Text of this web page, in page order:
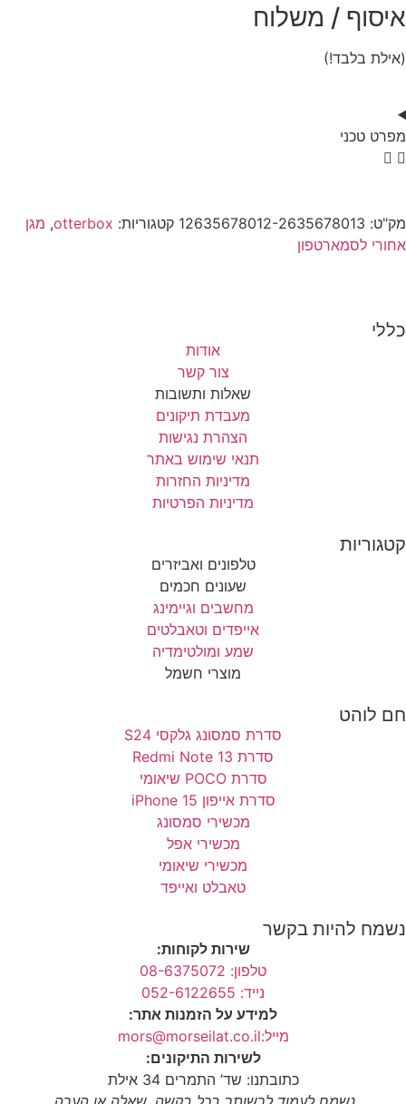
איסוף / משלוח
(אילת בלבד!)
מפרט טכני
מק"ט: 12635678012-2635678013 קטגוריות: otterbox
, מגן
אחורי לסמארטפון
כללי
אודות
צור קשר
שאלות ותשובות
מעבדת תיקונים
הצהרת נגישות
תנאי שימוש באתר
מדיניות החזרות
מדיניות הפרטיות
קטגוריות
טלפונים ואביזרים
שעונים חכמים
מחשבים וגיימינג
אייפדים וטאבלטים
שמע ומולטימדיה
מוצרי חשמל
חם לוהט
סדרת סמסונג גלקסי S24
סדרת Redmi Note 13
סדרת POCO שיאומי
סדרת אייפון 15 iPhone
מכשירי סמסונג
מכשירי אפל
מכשירי שיאומי
טאבלט ואייפד
נשמח להיות בקשר
שירות לקוחות:
טלפון: 08-6375072
נייד: 052-6122655
למידע על הזמנות אתר:
מייל:mors@morseilat.co.il
לשירות התיקונים:
כתובתנו: שד’ התמרים 34 אילת